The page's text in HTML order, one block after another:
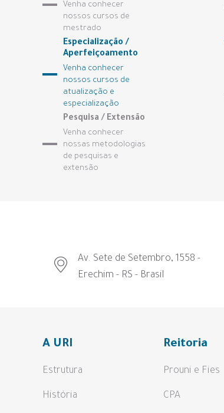
Venha conhecer
nossos cursos de
mestrado
Especialização /
Aperfeiçoamento
Venha conhecer
nossos cursos de
atualização e
especialização
Pesquisa / Extensão
Venha conhecer
nossas metodologias
de pesquisas e
extensão
Av. Sete de Setembro, 1558 -
Erechim - RS - Brasil
A URI
Estrutura
História
Reitoria
Prouni e Fies
CPA